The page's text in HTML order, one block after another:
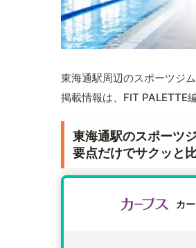
東海通駅周辺のスポーツジ
掲載情報は、FIT PALETTE
東海通駅のスポーツ
要点だけでサクッと
カ